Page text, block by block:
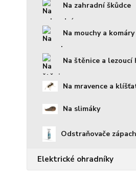
Na zahradní škůdce
Na mouchy a komáry
Na štěnice a lezoucí
Na mravence a
Na slimáky
Odstraňovače
Elektrické ohradníky